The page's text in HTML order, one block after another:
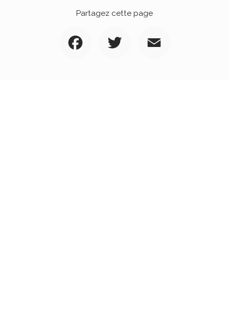
Partagez cette page